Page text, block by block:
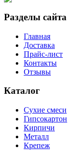
Разделы сайта
Главная
Доставка
Прайс-лист
Контакты
Отзывы
Каталог
Сухие смеси
Гипсокартон
Кирпичи
Металл
Крепеж